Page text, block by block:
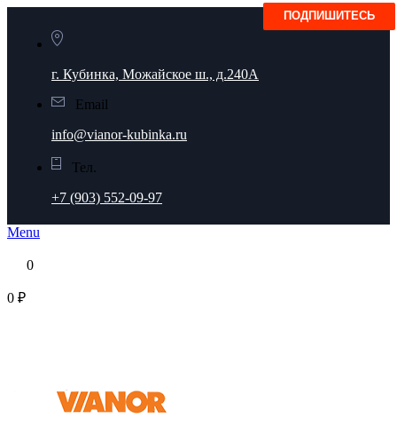
г. Кубинка, Можайское ш., д.240А
Email
info@vianor-kubinka.ru
Тел.
+7 (903) 552-09-97
Menu
0
0 ₽